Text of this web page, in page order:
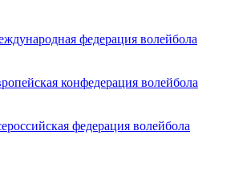
федерация волейбола
конфедерация волейбола
федерация волейбола